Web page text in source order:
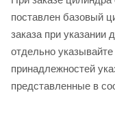
поставлен базовый
заказа при
отдельно
принадлежностей
представленные в